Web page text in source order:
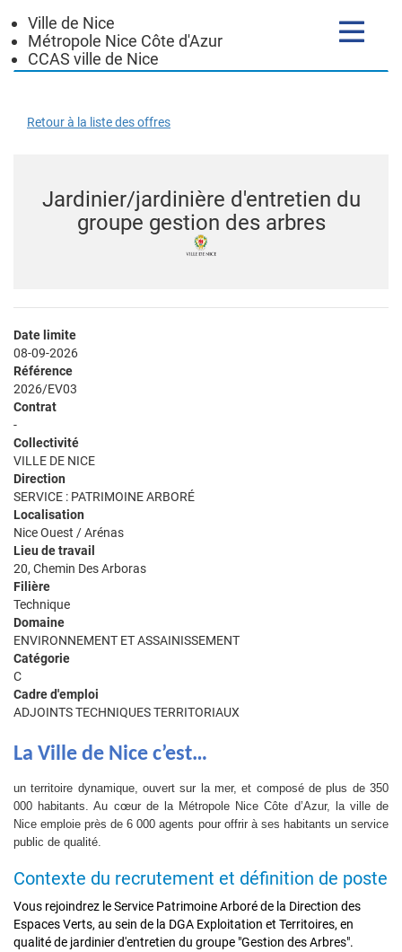
Toggle
Ville de Nice
Métropole Nice Côte d'Azur
CCAS ville de Nice
Retour à la liste des offres
Jardinier/jardinière d'entretien du
groupe gestion des arbres
Date limite
08-09-2026
Référence
2026/EV03
Contrat
-
Collectivité
VILLE DE NICE
Direction
SERVICE : PATRIMOINE ARBORÉ
Localisation
Nice Ouest / Arénas
Lieu de travail
20, Chemin Des Arboras
Filière
Technique
Domaine
ENVIRONNEMENT ET ASSAINISSEMENT
Catégorie
C
Cadre d'emploi
ADJOINTS TECHNIQUES TERRITORIAUX
La Ville de Nice c’est…
un territoire dynamique, ouvert sur la mer, et composé de plus de 350
000 habitants. Au cœur de la Métropole Nice Côte d’Azur, la ville de
Nice emploie près de 6 000 agents pour offrir à ses habitants un service
public de qualité.
Contexte du recrutement et définition de poste
Vous rejoindrez le Service Patrimoine Arboré de la Direction des
Espaces Verts, au sein de la DGA Exploitation et Territoires, en
qualité de jardinier d'entretien du groupe "Gestion des Arbres".